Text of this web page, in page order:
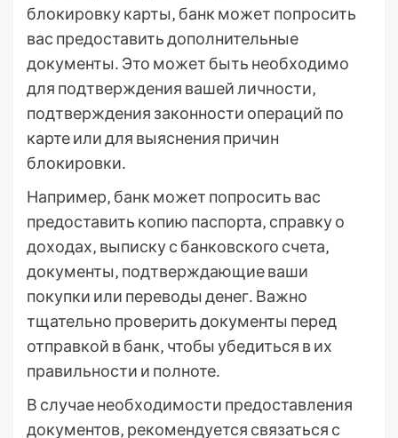
блокировку карты‚ банк может попросить
вас предоставить дополнительные
документы․ Это может быть необходимо
для подтверждения вашей личности‚
подтверждения законности операций по
карте или для выяснения причин
блокировки․
Например‚ банк может попросить вас
предоставить копию паспорта‚ справку о
доходах‚ выписку с банковского счета‚
документы‚ подтверждающие ваши
покупки или переводы денег․ Важно
тщательно проверить документы перед
отправкой в банк‚ чтобы убедиться в их
правильности и полноте․
В случае необходимости предоставления
документов‚ рекомендуется связаться с